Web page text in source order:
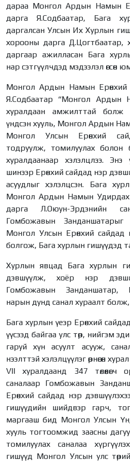
дараа Монгол Ардын Намын
дарга Я.Содбаатар, Бага
даргалсан Улсын Их Хурлын
хорооны дарга Д.Цогтбаатар,
даргаар ажилласан Бага
нар сэтгүүлчдэд мэдээлэл өгсөн
Монгол Ардын Намын
Я.Содбаатар “Монгол Ардын
хуралдаан амжилттай болж
үндсэн хууль, Монгол Ардын
Монгол Улсын Ерөнхий
тодруулж, томилуулах болон
хуралдаанаар хэлэлцлээ. Энэ
шинээр Ерөнхий сайдад нэр
асуудлыг хэлэлцсэн. Бага
Монгол Ардын Намын Удирдах
дарга Л.Оюун-Эрдэнийн
Гомбожавын
Монгол Улсын Ерөнхий сайдад
болгож, Бага хурлын гишүүдэд
Хурлын явцад Бага хурлын
дэвшүүлж, хоёр нэр
Гомбожавын Занданшатар,
нарын дунд санал хураалт болж,
Бага хурлын үеэр Ерөнхий сайдад
үүсээд байгаа улс төр, нийгэм
гаруй хүн асуулт асууж,
нээлттэй хэлэлцүүлэг өрнөсөн
VII хуралдаанд 347
саналаар Гомбожавын
Ерөнхий сайдад нэр
гишүүдийн шийдвэр гарч,
маргааш бид Монгол Улсын
хууль тогтоомжид заасны
томилуулах саналаа
гишүүд Монгол Улсын улс